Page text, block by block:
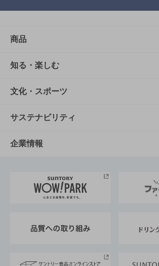
商品
商品TOP
商品一覧
商品発売情報
栄養成分一覧
知る・楽しむ
知る・楽しむTOP
キャンペーン
工場見学
地域情報
文化・スポーツ
文化・スポーツTOP
サントリーホール
サントリーサンバーズ大阪
サステナビリティ
サステナビリティTOP
サントリーが考えるサステナビリテ
企業情報
企業概要